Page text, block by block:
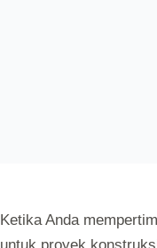
Ketika Anda